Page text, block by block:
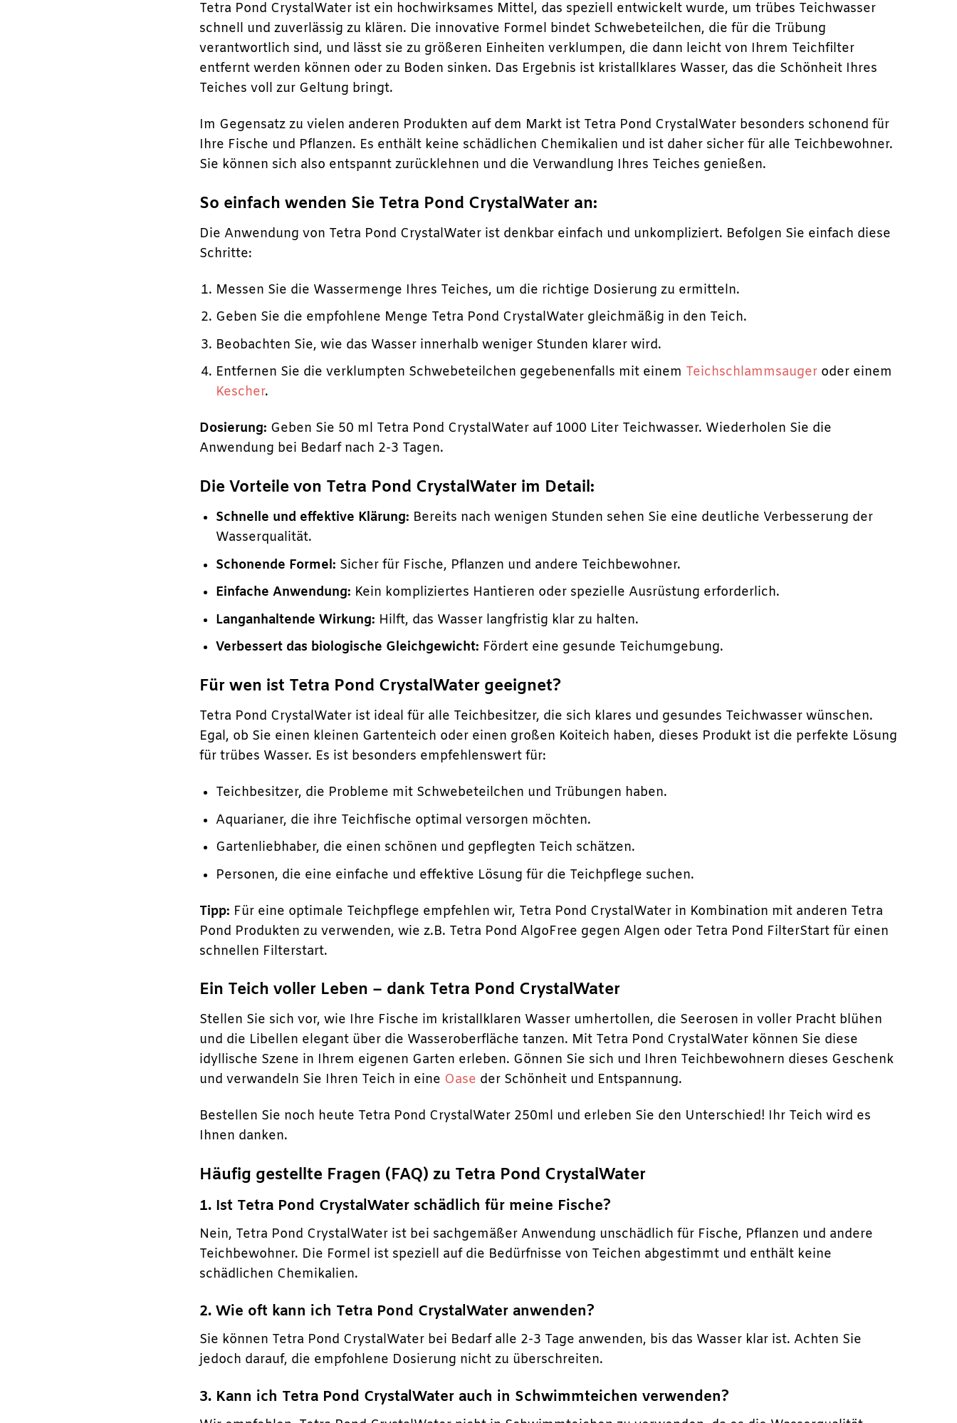
Tetra Pond CrystalWater ist ein hochwirksames Mittel, das speziell entwickelt wurde, um trübes Teichwasser
schnell und zuverlässig zu klären. Die innovative Formel bindet Schwebeteilchen, die für die Trübung
verantwortlich sind, und lässt sie zu größeren Einheiten verklumpen, die dann leicht von Ihrem Teichfilter
entfernt werden können oder zu Boden sinken. Das Ergebnis ist kristallklares Wasser, das die Schönheit Ihres
Teiches voll zur Geltung bringt.
Im Gegensatz zu vielen anderen Produkten auf dem Markt ist Tetra Pond CrystalWater besonders schonend für
Ihre Fische und Pflanzen. Es enthält keine schädlichen Chemikalien und ist daher sicher für alle Teichbewohner.
Sie können sich also entspannt zurücklehnen und die Verwandlung Ihres Teiches genießen.
So einfach wenden Sie Tetra Pond CrystalWater an:
Die Anwendung von Tetra Pond CrystalWater ist denkbar einfach und unkompliziert. Befolgen Sie einfach diese
Schritte:
Messen Sie die Wassermenge Ihres Teiches, um die richtige Dosierung zu ermitteln.
Geben Sie die empfohlene Menge Tetra Pond CrystalWater gleichmäßig in den Teich.
Beobachten Sie, wie das Wasser innerhalb weniger Stunden klarer wird.
Entfernen Sie die verklumpten Schwebeteilchen gegebenenfalls mit einem Teichschlammsauger oder einem
Kescher.
Dosierung: Geben Sie 50 ml Tetra Pond CrystalWater auf 1000 Liter Teichwasser. Wiederholen Sie die
Anwendung bei Bedarf nach 2-3 Tagen.
Die Vorteile von Tetra Pond CrystalWater im Detail:
Schnelle und effektive Klärung: Bereits nach wenigen Stunden sehen Sie eine deutliche Verbesserung der
Wasserqualität.
Schonende Formel: Sicher für Fische, Pflanzen und andere Teichbewohner.
Einfache Anwendung: Kein kompliziertes Hantieren oder spezielle Ausrüstung erforderlich.
Langanhaltende Wirkung: Hilft, das Wasser langfristig klar zu halten.
Verbessert das biologische Gleichgewicht: Fördert eine gesunde Teichumgebung.
Für wen ist Tetra Pond CrystalWater geeignet?
Tetra Pond CrystalWater ist ideal für alle Teichbesitzer, die sich klares und gesundes Teichwasser wünschen.
Egal, ob Sie einen kleinen Gartenteich oder einen großen Koiteich haben, dieses Produkt ist die perfekte Lösung
für trübes Wasser. Es ist besonders empfehlenswert für:
Teichbesitzer, die Probleme mit Schwebeteilchen und Trübungen haben.
Aquarianer, die ihre Teichfische optimal versorgen möchten.
Gartenliebhaber, die einen schönen und gepflegten Teich schätzen.
Personen, die eine einfache und effektive Lösung für die Teichpflege suchen.
Tipp: Für eine optimale Teichpflege empfehlen wir, Tetra Pond CrystalWater in Kombination mit anderen Tetra
Pond Produkten zu verwenden, wie z.B. Tetra Pond AlgoFree gegen Algen oder Tetra Pond FilterStart für einen
schnellen Filterstart.
Ein Teich voller Leben – dank Tetra Pond CrystalWater
Stellen Sie sich vor, wie Ihre Fische im kristallklaren Wasser umhertollen, die Seerosen in voller Pracht blühen
und die Libellen elegant über die Wasseroberfläche tanzen. Mit Tetra Pond CrystalWater können Sie diese
idyllische Szene in Ihrem eigenen Garten erleben. Gönnen Sie sich und Ihren Teichbewohnern dieses Geschenk
und verwandeln Sie Ihren Teich in eine Oase der Schönheit und Entspannung.
Bestellen Sie noch heute Tetra Pond CrystalWater 250ml und erleben Sie den Unterschied! Ihr Teich wird es
Ihnen danken.
Häufig gestellte Fragen (FAQ) zu Tetra Pond CrystalWater
1. Ist Tetra Pond CrystalWater schädlich für meine Fische?
Nein, Tetra Pond CrystalWater ist bei sachgemäßer Anwendung unschädlich für Fische, Pflanzen und andere
Teichbewohner. Die Formel ist speziell auf die Bedürfnisse von Teichen abgestimmt und enthält keine
schädlichen Chemikalien.
2. Wie oft kann ich Tetra Pond CrystalWater anwenden?
Sie können Tetra Pond CrystalWater bei Bedarf alle 2-3 Tage anwenden, bis das Wasser klar ist. Achten Sie
jedoch darauf, die empfohlene Dosierung nicht zu überschreiten.
3. Kann ich Tetra Pond CrystalWater auch in Schwimmteichen verwenden?